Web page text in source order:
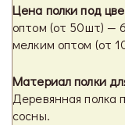
Цена полки под
оптом (от 50шт) —
мелким оптом (от
Материал полки
Деревянная полка
сосны.